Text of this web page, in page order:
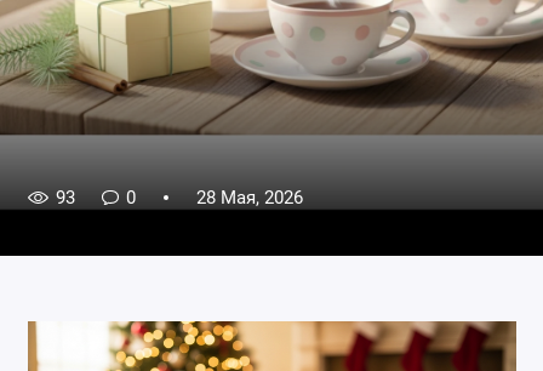
93 0 28 Мая, 2026